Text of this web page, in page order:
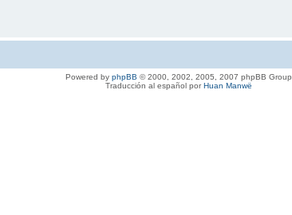
Powered by phpBB © 2000, 2002, 2005, 2007 phpBB Group
Traducción al español porHuan Manwë